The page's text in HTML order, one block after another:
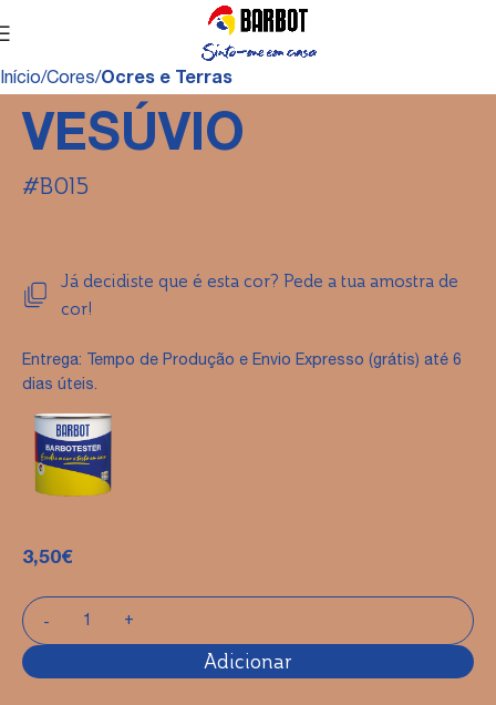
Início Cores Ocres e Terras
VESÚVIO
#B015
Já decidiste que é esta cor? Pede a tua amostra de
cor!
Entrega: Tempo de Produção e Envio Expresso (grátis) até 6
dias úteis.
3,50€
Adicionar